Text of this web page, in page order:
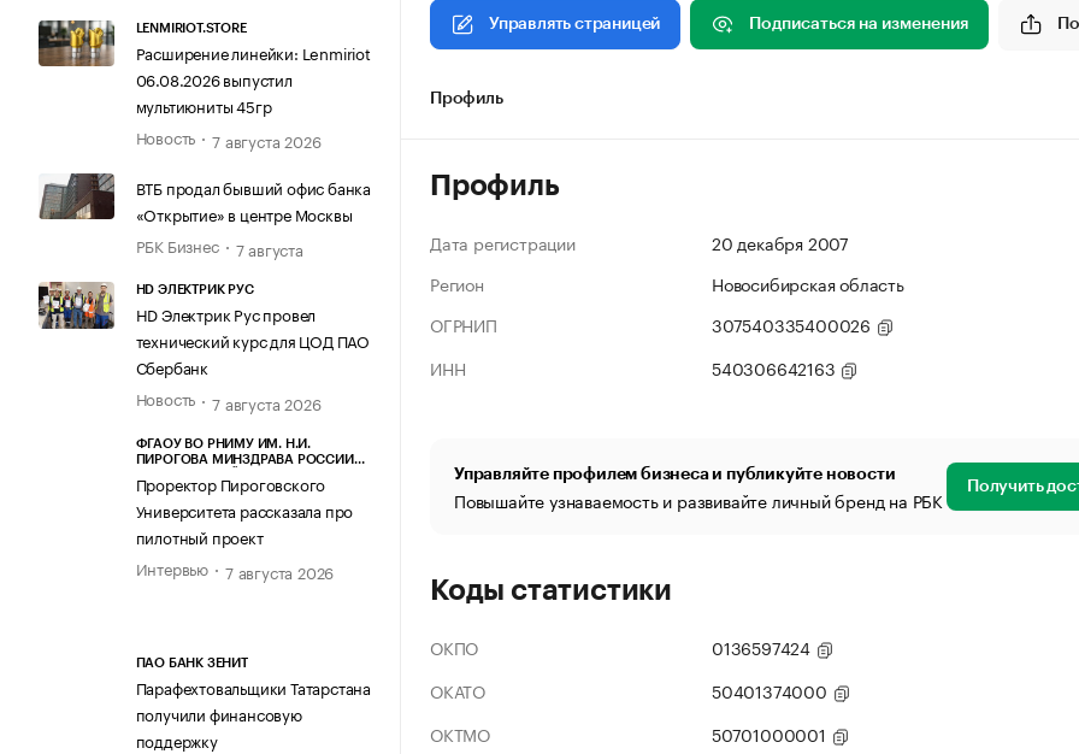
LENMIRIOT.STORE
Расширение линейки: Lenmiriot
06.08.2026 выпустил
мультиюниты 45гр
Новость
7 августа 2026
ВТБ продал бывший офис банка
«Открытие» в центре Москвы
РБК Бизнес
7 августа
HD ЭЛЕКТРИК РУС
HD Электрик Рус провел
технический курс для ЦОД ПАО
Сбербанк
Новость
7 августа 2026
ФГАОУ ВО РНИМУ ИМ. Н.И.
ПИРОГОВА МИНЗДРАВА РОССИИ
Проректор Пироговского
Университета рассказала про
пилотный проект
Интервью
7 августа 2026
ПАО БАНК ЗЕНИТ
Парафехтовальщики Татарстана
получили финансовую
поддержку
Управлять страницей Подписаться на изменения
Профиль
Профиль
Дата регистрации
20 декабря 2007
Регион
Новосибирская область
ОГРНИП
307540335400026
ИНН
540306642163
Управляйте профилем бизнеса и публикуйте новости
Повышайте узнаваемость и развивайте личный бренд на РБК Получить
Коды статистики
ОКПО
0136597424
ОКАТО
50401374000
ОКТМО
50701000001